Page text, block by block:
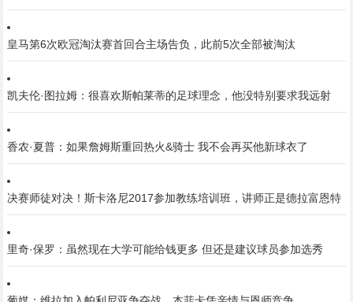
皇马第6次欧冠淘汰赛首回合主场告负，此前5次全部被淘汰
凯夫伦·图拉姆：很喜欢斯帕莱蒂的足球理念，他没特别要求我远射
香农·夏普：如果詹姆斯重回热火&骑士 我不会再买他新球衣了
决赛师徒对决！斯卡洛尼2017参加教练培训班，讲师正是德拉富恩特
里奇·保罗：虽然现在大学可能给钱更多 但还是建议球员参加选秀